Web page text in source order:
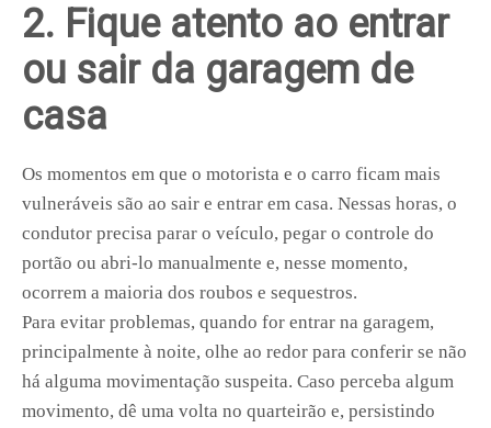
2. Fique atento ao entrar
ou sair da garagem de
casa
Os momentos em que o motorista e o carro ficam mais
vulneráveis são ao sair e entrar em casa. Nessas horas, o
condutor precisa parar o veículo, pegar o controle do
portão ou abri-lo manualmente e, nesse momento,
ocorrem a maioria dos roubos e sequestros.
Para evitar problemas, quando for entrar na garagem,
principalmente à noite, olhe ao redor para conferir se não
há alguma movimentação suspeita. Caso perceba algum
movimento, dê uma volta no quarteirão e, persistindo